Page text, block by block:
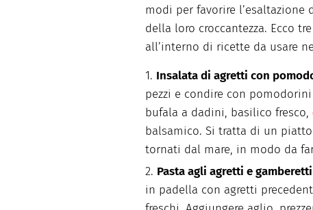
modi per favorire l’esaltazione
della loro croccantezza. Ecco
all’interno di ricette da usare
Insalata di agretti con
pezzi e condire con
bufala a dadini, basilico fresco,
balsamico. Si tratta di un
tornati dal mare, in modo da
Pasta agli agretti e gamberetti
in padella con agretti